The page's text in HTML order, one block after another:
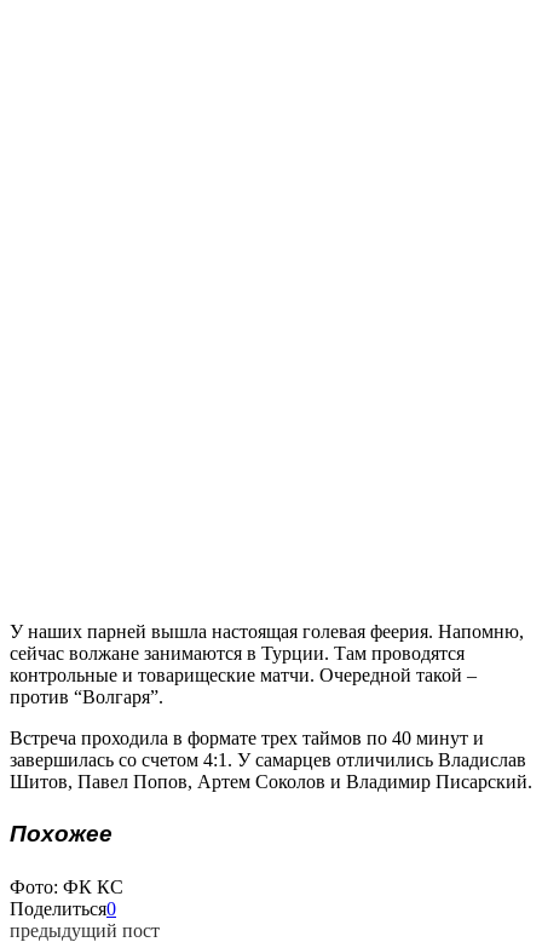
У наших парней вышла настоящая голевая феерия. Напомню,
сейчас волжане занимаются в Турции. Там проводятся
контрольные и товарищеские матчи. Очередной такой –
против “Волгаря”.
Встреча проходила в формате трех таймов по 40 минут и
завершилась со счетом 4:1. У самарцев отличились Владислав
Шитов, Павел Попов, Артем Соколов и Владимир Писарский.
Похожее
Фото: ФК КС
Поделиться0
предыдущий пост